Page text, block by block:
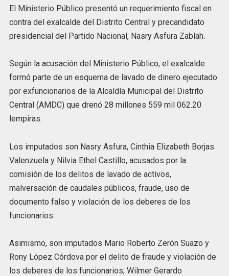
El Ministerio Público presentó un requerimiento fiscal en
contra del exalcalde del Distrito Central y precandidato
presidencial del Partido Nacional, Nasry Asfura Zablah.
Según la acusación del Ministerio Público, el exalcalde
formó parte de un esquema de lavado de dinero ejecutado
por exfuncionarios de la Alcaldía Municipal del Distrito
Central (AMDC) que drenó 28 millones 559 mil 062.20
lempiras.
Los imputados son Nasry Asfura, Cinthia Elizabeth Borjas
Valenzuela y Nilvia Ethel Castillo, acusados por la
comisión de los delitos de lavado de activos,
malversación de caudales públicos, fraude, uso de
documento falso y violación de los deberes de los
funcionarios.
Asimismo, son imputados Mario Roberto Zerón Suazo y
Rony López Córdova por el delito de fraude y violación de
los deberes de los funcionarios; Wilmer Gerardo